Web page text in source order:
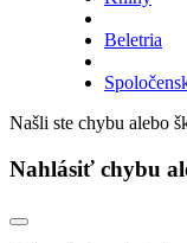
Beletria
Našli ste chybu alebo
Nahlásiť chybu